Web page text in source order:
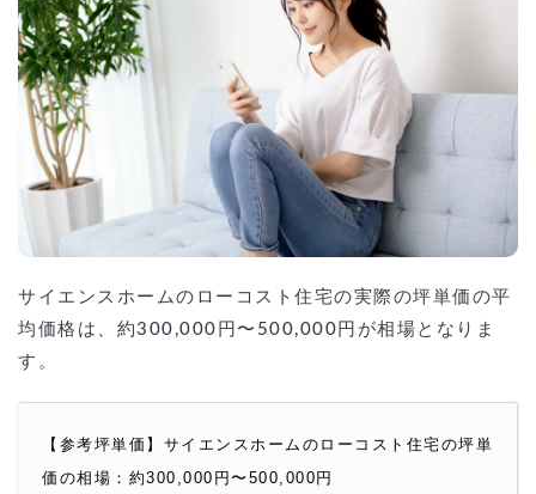
サイエンスホームのローコスト住宅の実際の坪単価の平
均価格は、約300,000円〜500,000円が相場となりま
す。
【参考坪単価】サイエンスホームのローコスト住宅の坪単
価の相場：約300,000円〜500,000円